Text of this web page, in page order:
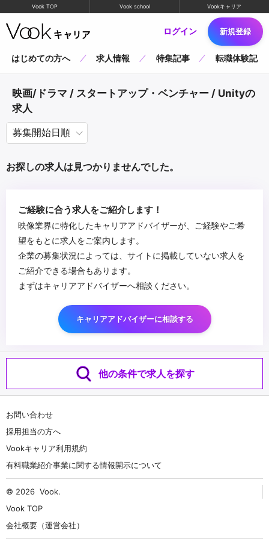
Vook TOP Vook school Vookキャリア
ログイン 新規登録
はじめての方へ 求人情報 特集記事 転職体験記
映画/ドラマ / スタートアップ・ベンチャー / Unityの
求人
お探しの求人は見つかりませんでした。
ご経験に合う求人をご紹介します！
映像業界に特化したキャリアアドバイザーが、ご経験やご希
望をもとに求人をご案内します。
企業の募集状況によっては、サイトに掲載していない求人を
ご紹介できる場合もあります。
まずはキャリアアドバイザーへ相談ください。
キャリアアドバイザーに相談する
他の条件で求人を探す
お問い合わせ
採用担当の方へ
Vookキャリア利用規約
有料職業紹介事業に関する情報開示について
© 2026 Vook.
Vook TOP
会社概要（運営会社）